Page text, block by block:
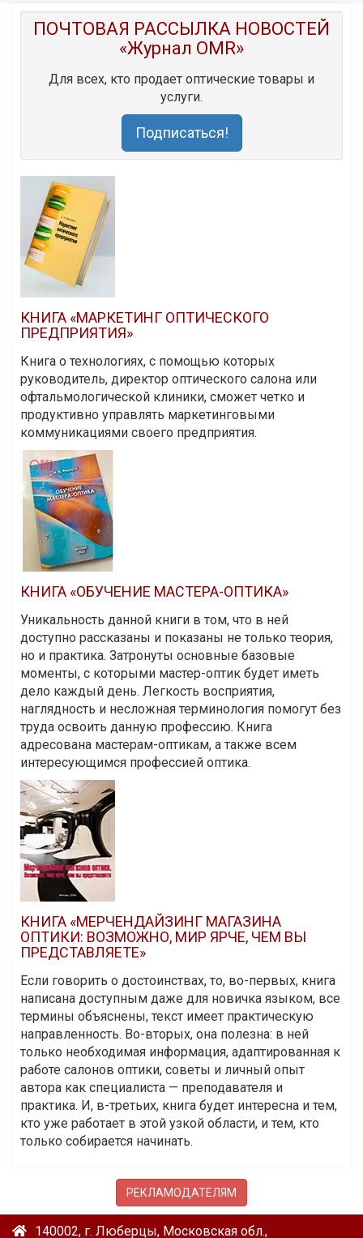
ПОЧТОВАЯ РАССЫЛКА НОВОСТЕЙ
«Журнал OMR»
Для всех, кто продает оптические товары и
услуги.
Подписаться!
КНИГА «МАРКЕТИНГ ОПТИЧЕСКОГО
ПРЕДПРИЯТИЯ»
Книга о технологиях, с помощью которых
руководитель, директор оптического салона или
офтальмологической клиники, сможет четко и
продуктивно управлять маркетинговыми
коммуникациями своего предприятия.
КНИГА «ОБУЧЕНИЕ МАСТЕРА-ОПТИКА»
Уникальность данной книги в том, что в ней
доступно рассказаны и показаны не только теория,
но и практика. Затронуты основные базовые
моменты, с которыми мастер-оптик будет иметь
дело каждый день. Легкость восприятия,
наглядность и несложная терминология помогут без
труда освоить данную профессию. Книга
адресована мастерам-оптикам, а также всем
интересующимся профессией оптика.
КНИГА «МЕРЧЕНДАЙЗИНГ МАГАЗИНА
ОПТИКИ: ВОЗМОЖНО, МИР ЯРЧЕ, ЧЕМ ВЫ
ПРЕДСТАВЛЯЕТЕ»
Если говорить о достоинствах, то, во-первых, книга
написана доступным даже для новичка языком, все
термины объяснены, текст имеет практическую
направленность. Во-вторых, она полезна: в ней
только необходимая информация, адаптированная к
работе салонов оптики, советы и личный опыт
автора как специалиста — преподавателя и
практика. И, в-третьих, книга будет интересна и тем,
кто уже работает в этой узкой области, и тем, кто
только собирается начинать.
РЕКЛАМОДАТЕЛЯМ
140002, г. Люберцы, Московская обл.,